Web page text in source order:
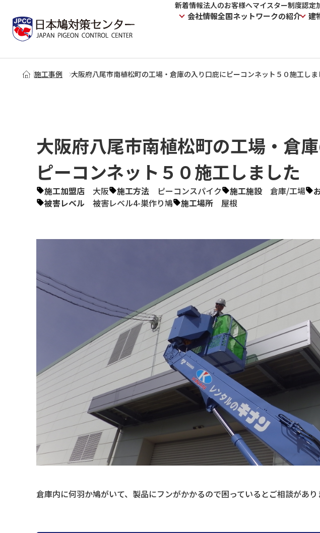
新着情報法人のお客様へマイスター制度認定
会社情報全国ネットワークの紹介 建
施工事例 大阪府八尾市南植松町の工場・倉庫の入り口庇にピーコンネット５０施工しま
大阪府八尾市南植松町の工場・倉
ピーコンネット５０施工しました
施工加盟店 大阪 施工方法 ピーコンスパイク 施工施設 倉庫/工場
被害レベル
被害レベル4-巣作り鳩 施工場所 屋根
倉庫内に何羽か鳩がいて、製品にフンがかかるので困っているとご相談があり